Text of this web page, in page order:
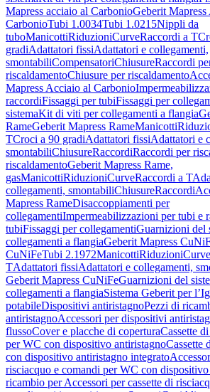
Mapress acciaio al CarbonioGeberit
CarbonioTubi 1.0034Tubi 1.0215Nippli da
tuboManicottiRiduzioniCurveRaccordi a T
gradiAdattatori fissiAdattatori e collegamenti,
smontabiliCompensatoriChiusureRaccordi
riscaldamentoChiusure per riscaldamento
Mapress Acciaio al Carbonio
raccordiFissaggi per tubiFissaggi per
sistemaKit di viti per collegamenti a flangia
RameGeberit Mapress RameManicotti
TCroci a 90 gradiAdattatori fissiAdattatori e
smontabiliChiusureRaccordiRaccordi per
riscaldamentoGeberit Mapress Rame,
gasManicottiRiduzioniCurveRaccordi a T
collegamenti, smontabiliChiusureRaccordi
Mapress RameDisaccoppiamenti per
collegamentiImpermeabilizzazioni per tubi e
tubiFissaggi per collegamentiGuarnizioni del
collegamenti a flangiaGeberit Mapress
CuNiFeTubi 2.1972ManicottiRiduzioniCurve
TAdattatori fissiAdattatori e collegamenti,
Geberit Mapress CuNiFeGuarnizioni del
collegamenti a flangiaSistema Geberit per
potabileDispositivi antiristagnoPezzi di
antiristagnoAccessori per dispositivi
flussoCover e placche di coperturaCassette
per WC con dispositivo antiristagnoCassette
con dispositivo antiristagno integrato
risciacquo e comandi per WC con
ricambio per Accessori per cassette di